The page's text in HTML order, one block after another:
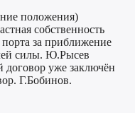
положения)
собственность
порта за приближение
силы. Ю.Рысев
договор уже заключён
Г.Бобинов.